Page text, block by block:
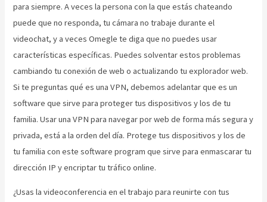
para siempre. A veces la persona con la que estás chateando
puede que no responda, tu cámara no trabaje durante el
videochat, y a veces Omegle te diga que no puedes usar
características específicas. Puedes solventar estos problemas
cambiando tu conexión de web o actualizando tu explorador web.
Si te preguntas qué es una VPN, debemos adelantar que es un
software que sirve para proteger tus dispositivos y los de tu
familia. Usar una VPN para navegar por web de forma más segura y
privada, está a la orden del día. Protege tus dispositivos y los de
tu familia con este software program que sirve para enmascarar tu
dirección IP y encriptar tu tráfico online.
¿Usas la videoconferencia en el trabajo para reunirte con tus